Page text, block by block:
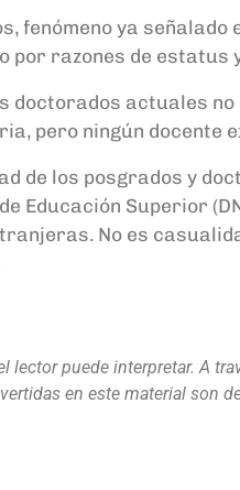
ya
por razones de estatus
doctorados actuales
pero ningún docente
de los posgrados y
Superior
No es
puede interpretar. A
en este material son